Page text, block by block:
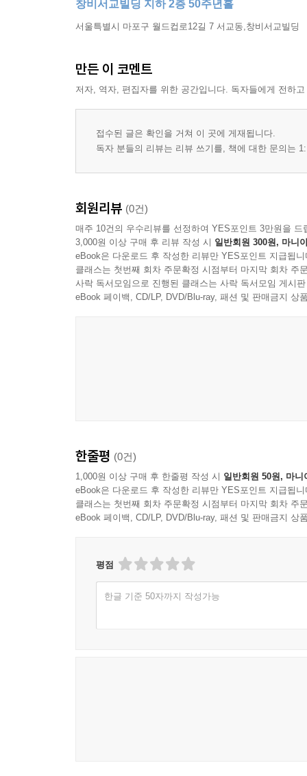
창비서교빌딩 지하 2층 50주년홀
서울특별시 마포구 월드컵로12길 7 서교동,창비서교빌딩
만든 이 코멘트
저자, 역자, 편집자를 위한 공간입니다. 독자들에게 전하
접수된 글은 확인을 거쳐 이 곳에 게재됩니다.
독자 분들의 리뷰는 리뷰 쓰기를, 책에 대한 문의는
회원리뷰 (0건)
매주 10건의 우수리뷰를 선정하여 YES포인트 3만원을 드
3,000원 이상 구매 후 리뷰 작성 시 일반회원 300원, 마니
eBook은 다운로드 후 작성한 리뷰만 YES포인트 지급됩니
클래스는 첫번째 회차 주문확정 시점부터 마지막 회차 주
사락 독서모임으로 진행된 클래스는 사락 독서모임 게시
eBook 페이백, CD/LP, DVD/Blu-ray, 패션 및 판매금지 상
한줄평 (0건)
1,000원 이상 구매 후 한줄평 작성 시 일반회원 50원, 마니
eBook은 다운로드 후 작성한 리뷰만 YES포인트 지급됩니
클래스는 첫번째 회차 주문확정 시점부터 마지막 회차 주
eBook 페이백, CD/LP, DVD/Blu-ray, 패션 및 판매금지 상
평점
한글 기준 50자까지 작성가능